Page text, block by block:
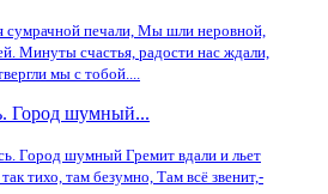
сумрачной печали, Мы шли неровной,
Минуты счастья, радости нас ждали,
мы с тобой....
Город шумный...
Город шумный Гремит вдали и льет
тихо, там безумно, Там всё звенит,-